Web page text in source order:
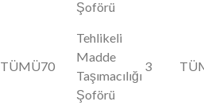
Şoförü
TÜMÜ70
Tehlikeli
Madde
Taşımacılığı
Şoförü
3